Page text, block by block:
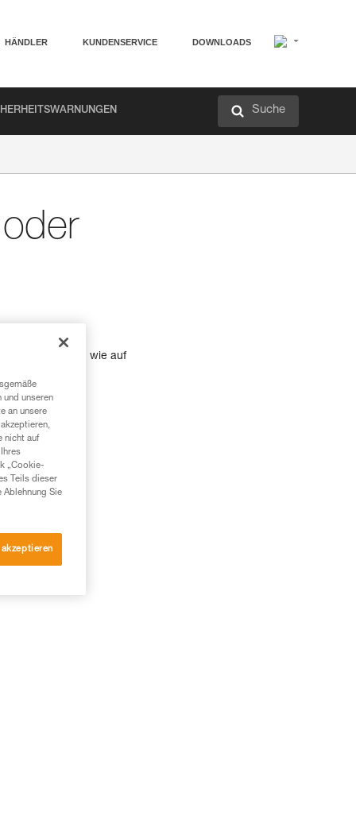
HÄNDLER KUNDENSERVICE DOWNLOADS
Suche
die Batterien wie auf
und unseren
an unsere
nicht auf
„Cookie-
Teils dieser
Ablehnung Sie